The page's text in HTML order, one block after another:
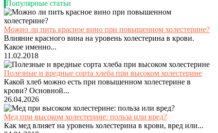
Популярные статьи
Можно ли пить красное вино при повышенном холестерине?
Влияние красного вина на уровень холестерина в крови.
Какое именно...
11.02.2018
Полезные и вредные сорта хлеба при высоком холестерине
Какой хлеб можно есть при повышенном холестерине в
крови? Основной...
26.04.2026
Мед при высоком холестерине: польза или вред?
Как мед влияет на уровень холестерина в крови, вред или...